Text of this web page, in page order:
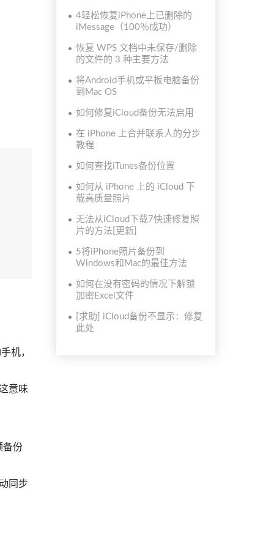
机，
意味
备份
同步
4轻松恢复iPhone上已删除的
iMessage（100％成功）
恢复 WPS 文档中未保存/删除
的文件的 3 种主要方法
将Android手机或平板电脑备份
到Mac OS
如何修复iCloud备份无法启用
在 iPhone 上合并联系人的分步
教程
如何查找iTunes备份位置
如何从 iPhone 上的 iCloud 下
载高质量照片
无法从iCloud下载7快速修复照
片的方法[更新]
5将iPhone照片备份到
Windows和Mac的最佳方法
如何在没有密码的情况下解锁
加密Excel文件
[求助] iCloud备份不显示：修复
此处